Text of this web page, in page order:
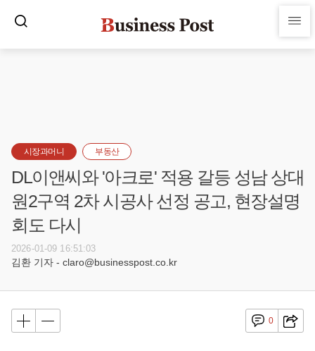
시장과머니 부동산
DL이앤씨와 '아크로' 적용 갈등 성남 상대
원2구역 2차 시공사 선정 공고, 현장설명
회도 다시
2026-01-09 16:51:03
김환 기자 - claro@businesspost.co.kr
0